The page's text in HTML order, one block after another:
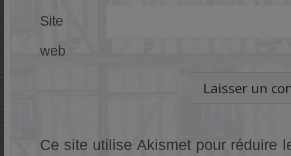
Site
web
Ce site utilise Akismet pour réduire